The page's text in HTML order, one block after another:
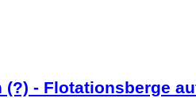
(?) - Flotationsberge